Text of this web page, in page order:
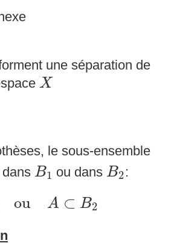
une séparation de
X
X
le sous-ensemble
B1
B1 ou dans B2
B2 :
ou A ⊂ B2
ou ⊂B 2